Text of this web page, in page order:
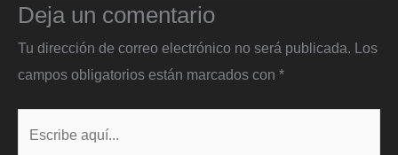
Deja un comentario
Tu dirección de correo electrónico no será publicada. Los
campos obligatorios están marcados con *